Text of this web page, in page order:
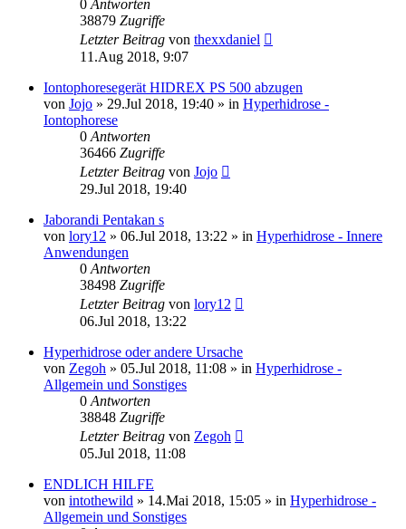
0 Antworten
38879 Zugriffe
Letzter Beitrag von thexxdaniel
11.Aug 2018, 9:07
Iontophoresegerät HIDREX PS 500 abzugen
von Jojo » 29.Jul 2018, 19:40 » in Hyperhidrose -
Iontophorese
0 Antworten
36466 Zugriffe
Letzter Beitrag von Jojo
29.Jul 2018, 19:40
Jaborandi Pentakan s
von lory12 » 06.Jul 2018, 13:22 » in Hyperhidrose - Innere
Anwendungen
0 Antworten
38498 Zugriffe
Letzter Beitrag von lory12
06.Jul 2018, 13:22
Hyperhidrose oder andere Ursache
von Zegoh » 05.Jul 2018, 11:08 » in Hyperhidrose -
Allgemein und Sonstiges
0 Antworten
38848 Zugriffe
Letzter Beitrag von Zegoh
05.Jul 2018, 11:08
ENDLICH HILFE
von intothewild » 14.Mai 2018, 15:05 » in Hyperhidrose -
Allgemein und Sonstiges